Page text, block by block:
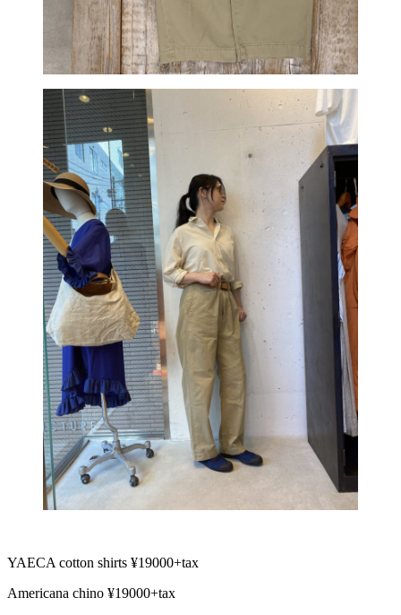
YAECA cotton shirts ¥19000+tax
Americana chino ¥19000+tax